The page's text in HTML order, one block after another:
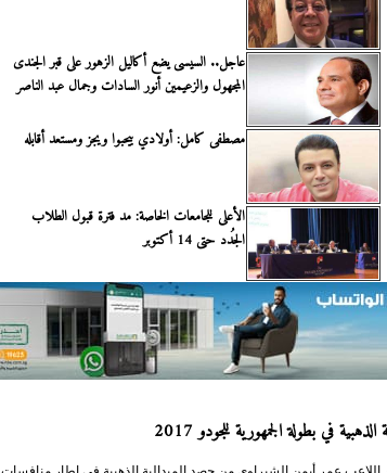
عاجل.. السيسى يضع أكاليل الزهور على قبر الجندى
المجهول والزعيمين أنور السادات وجمال عبد الناصر
مصطفى كامل: أولادي بيحبوا ويجز ومستعد أقابله
الأعلى للجامعات الخاصة: مد فترة قبول الطلاب
الجُدد حتى 14 أكتوبر
في بطولة الجمهورية للجودو 2017